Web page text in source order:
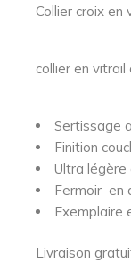
Collier croix en
collier en
Sertissage
Finition
Ultra légère
Fermoir en
Exemplaire
Livraison